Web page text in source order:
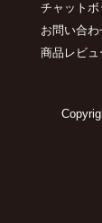
チャットボ
お問い合わ
商品レビ